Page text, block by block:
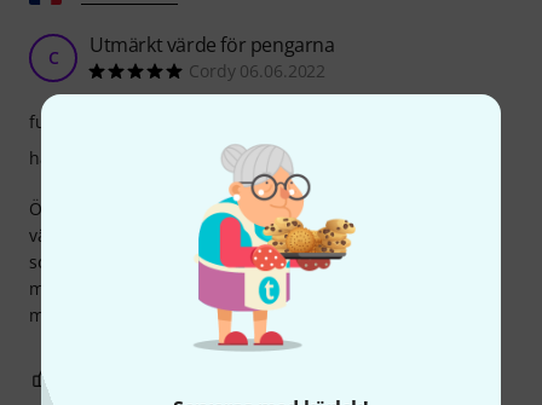
C Utmärkt värde för pengarna
Cordy 06.06.2022
Överraskad av kvaliteten på detta stränghållare, det är
väldigt lätt vilket är en fördel för ljudet men verkar väldigt
solidt. Skruvarna är väljusterade, sadlarna också... Jag
monterade den på fiolen tillhörande en väns dotter som är
mycket nöjd eftersom den håller stämningen bra.
funktion
hantverkskvalitet